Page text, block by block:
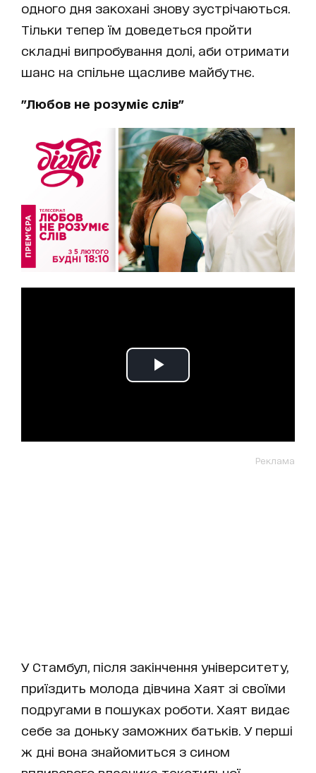
одного дня закохані знову зустрічаються.
Тільки тепер їм доведеться пройти
складні випробування долі, аби отримати
шанс на спільне щасливе майбутнє.
"Любов не розуміє слів"
Реклама
У Стамбул, після закінчення університету,
приїздить молода дівчина Хаят зі своїми
подругами в пошуках роботи. Хаят видає
себе за доньку заможних батьків. У перші
ж дні вона знайомиться з сином